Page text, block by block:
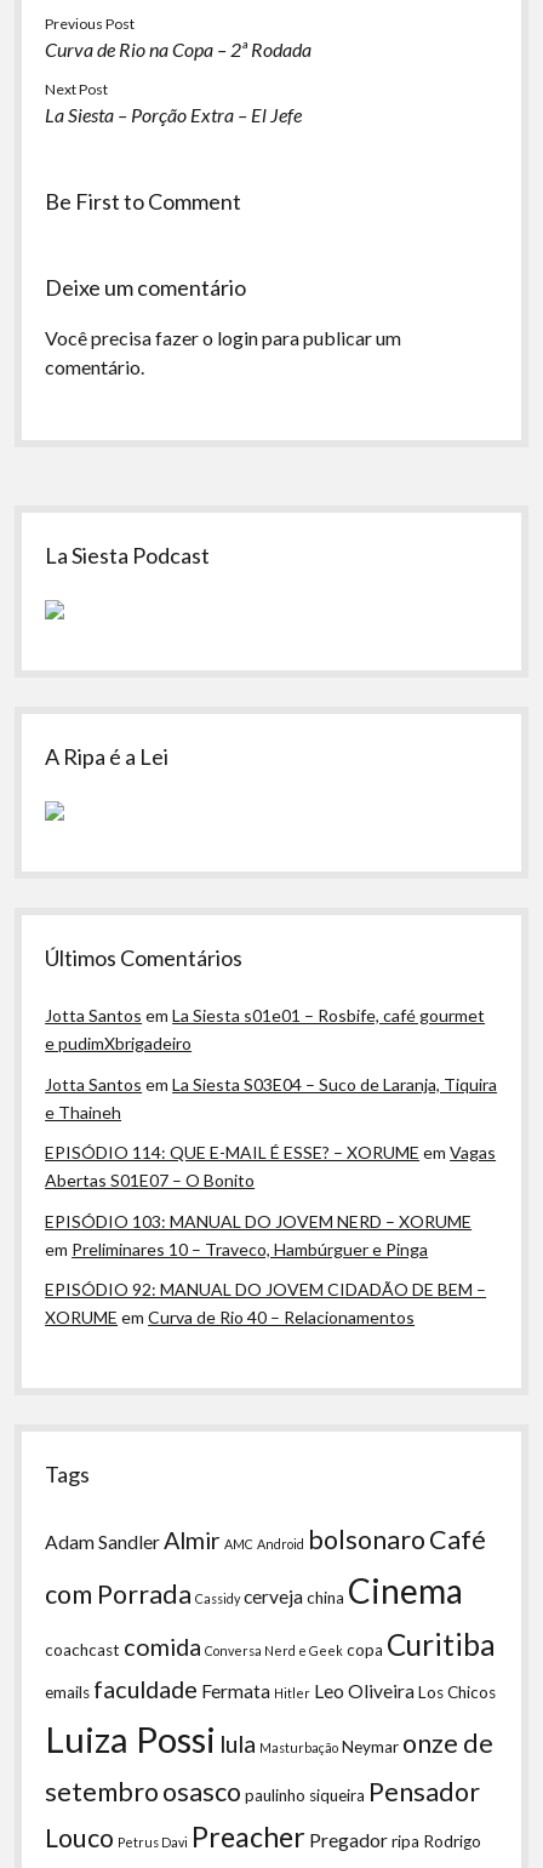
Previous Post
Curva de Rio na Copa – 2ª Rodada
Next Post
La Siesta – Porção Extra – El Jefe
Be First to Comment
Deixe um comentário
Você precisa fazer o loginpara publicar um
comentário.
Sidebar
La Siesta Podcast
A Ripa é a Lei
Últimos Comentários
Jotta Santos emLa Siesta s01e01 – Rosbife, café gourmet
e pudimXbrigadeiro
Jotta Santos emLa Siesta S03E04 – Suco de Laranja, Tiquira
e Thaineh
EPISÓDIO 114: QUE E-MAIL É ESSE? – XORUME emVagas
Abertas S01E07 – O Bonito
EPISÓDIO 103: MANUAL DO JOVEM NERD – XORUME
em Preliminares 10 – Traveco, Hambúrguer e Pinga
EPISÓDIO 92: MANUAL DO JOVEM CIDADÃO DE BEM –
XORUME emCurva de Rio 40 – Relacionamentos
Tags
Adam Sandler Almir AMC Android bolsonaroCafé
com Porrada Cassidy cervejachina Cinema
coachcast comida Conversa Nerd e Geek copa Curitiba
emails faculdade Fermata Hitler Leo OliveiraLos Chicos
Luiza Possi lula Masturbação Neymar onze de
setembroosasco paulinho siqueira Pensador
Louco Petrus Davi Preacher Pregadorripa Rodrigo